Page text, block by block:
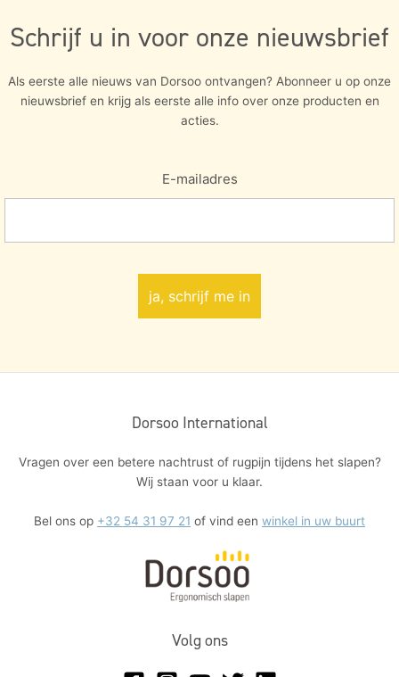
Schrijf u in voor onze nieuwsbrief
Als eerste alle nieuws van Dorsoo ontvangen? Abonneer u op onze
nieuwsbrief en krijg als eerste alle info over onze producten en
acties.
E-mailadres
Dorsoo International
Vragen over een betere nachtrust of rugpijn tijdens het slapen?
Wij staan voor u klaar.
Bel ons op +32 54 31 97 21 of vind een winkel in uw buurt
Volg ons